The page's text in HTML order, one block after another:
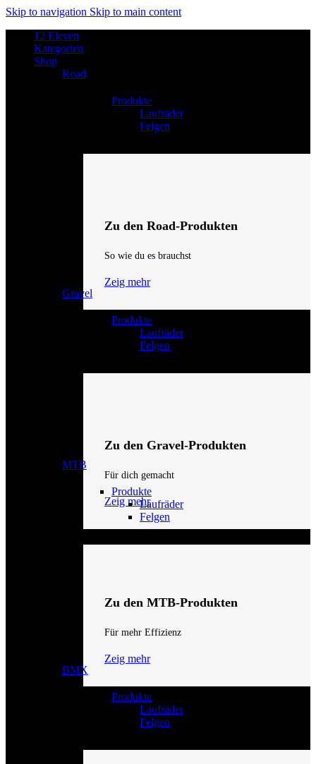
Skip to navigation Skip to main content
12 Eleven
Kategorien
Shop
Road
Produkte
Laufräder
Felgen
Zu den Road-Produkten
So wie du es brauchst
Zeig mehr
Gravel
Produkte
Laufräder
Felgen
Zu den Gravel-Produkten
Für dich gemacht
Zeig mehr
MTB
Produkte
Laufräder
Felgen
Zu den MTB-Produkten
Für mehr Effizienz
Zeig mehr
BMX
Produkte
Laufräder
Felgen